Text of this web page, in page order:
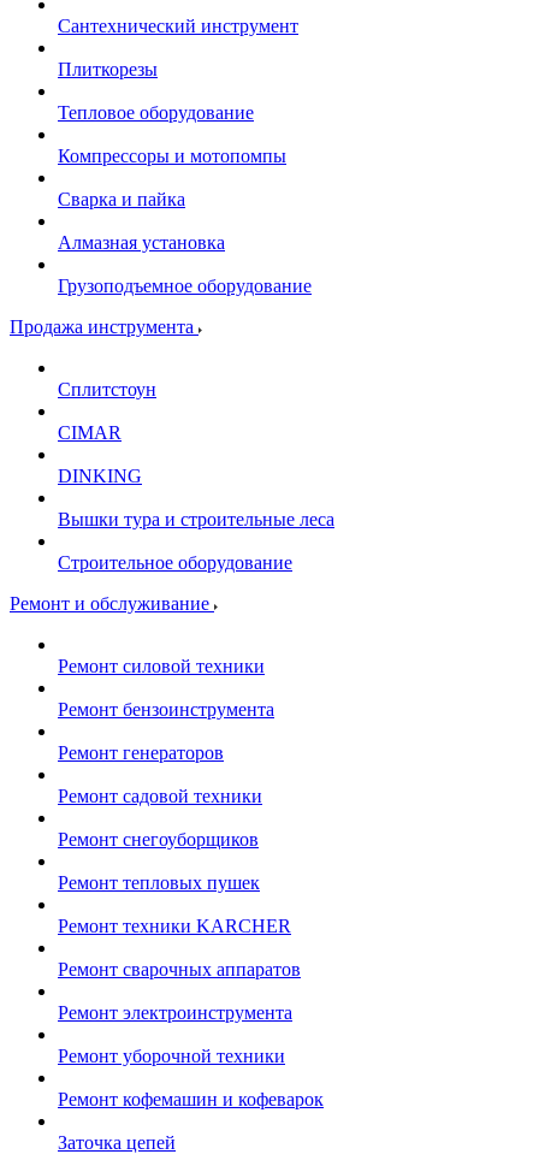
Сантехнический инструмент
Плиткорезы
Тепловое оборудование
Компрессоры и мотопомпы
Сварка и пайка
Алмазная установка
Грузоподъемное оборудование
Продажа инструмента
Сплитстоун
CIMAR
DINKING
Вышки тура и строительные леса
Строительное оборудование
Ремонт и обслуживание
Ремонт силовой техники
Ремонт бензоинструмента
Ремонт генераторов
Ремонт садовой техники
Ремонт снегоуборщиков
Ремонт тепловых пушек
Ремонт техники KARCHER
Ремонт сварочных аппаратов
Ремонт электроинструмента
Ремонт уборочной техники
Ремонт кофемашин и кофеварок
Заточка цепей